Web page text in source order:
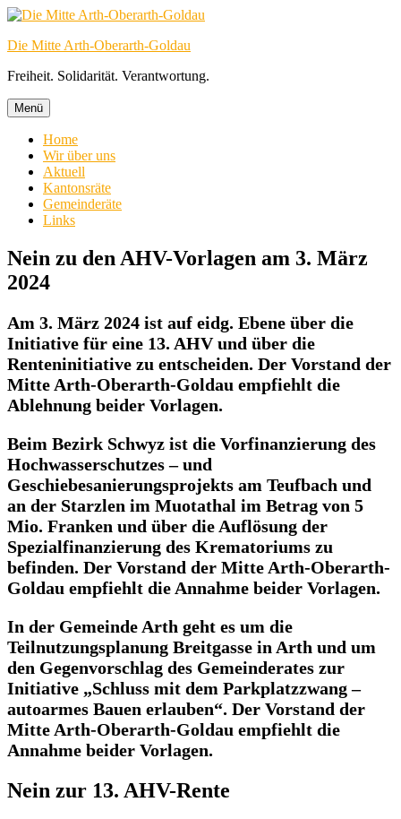
Zum
springen
Die Mitte Arth-Oberarth-Goldau
Freiheit. Solidarität. Verantwortung.
Menü
Home
Wir über uns
Aktuell
Kantonsräte
Gemeinderäte
Links
Nein zu den AHV-Vorlagen am 3. März
2024
Am 3. März 2024 ist auf eidg. Ebene über die
Initiative für eine 13. AHV und über die
Renteninitiative zu entscheiden. Der Vorstand der
Mitte Arth-Oberarth-Goldau empfiehlt die
Ablehnung beider Vorlagen.
Beim Bezirk Schwyz ist die Vorfinanzierung des
Hochwasserschutzes – und
Geschiebesanierungsprojekts am Teufbach und
an der Starzlen im Muotathal im Betrag von 5
Mio. Franken und über die Auflösung der
Spezialfinanzierung des Krematoriums zu
befinden. Der Vorstand der Mitte Arth-Oberarth-
Goldau empfiehlt die Annahme beider Vorlagen.
In der Gemeinde Arth geht es um die
Teilnutzungsplanung Breitgasse in Arth und um
den Gegenvorschlag des Gemeinderates zur
Initiative „Schluss mit dem Parkplatzzwang –
autoarmes Bauen erlauben“. Der Vorstand der
Mitte Arth-Oberarth-Goldau empfiehlt die
Annahme beider Vorlagen.
Nein zur 13. AHV-Rente